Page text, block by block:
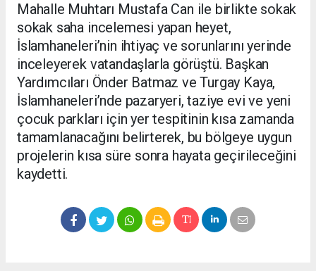
Mahalle Muhtarı Mustafa Can ile birlikte sokak
sokak saha incelemesi yapan heyet,
İslamhaneleri’nin ihtiyaç ve sorunlarını yerinde
inceleyerek vatandaşlarla görüştü. Başkan
Yardımcıları Önder Batmaz ve Turgay Kaya,
İslamhaneleri’nde pazaryeri, taziye evi ve yeni
çocuk parkları için yer tespitinin kısa zamanda
tamamlanacağını belirterek, bu bölgeye uygun
projelerin kısa süre sonra hayata geçirileceğini
kaydetti.